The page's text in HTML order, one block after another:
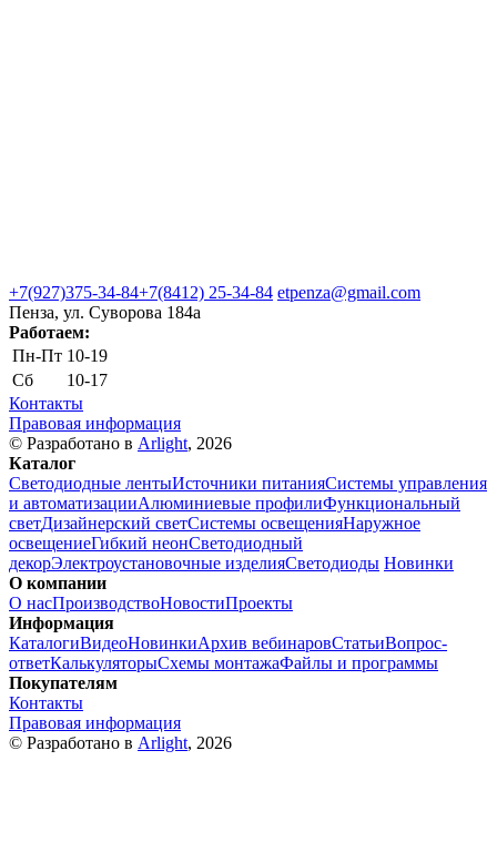
+7(927)375-34-84+7(8412) 25-34-84 etpenza@gmail.com
Пенза, ул. Cуворова 184а
Работаем:
Пн-Пт 10-19
Сб
10-17
Контакты
Правовая информация
© Разработано в Arlight, 2026
Каталог
Светодиодные лентыИсточники питанияСистемы управления
и автоматизацииАлюминиевые профилиФункциональный
светДизайнерский светСистемы освещенияНаружное
освещениеГибкий неонСветодиодный
декорЭлектроустановочные изделияСветодиоды Новинки
О компании
О насПроизводствоНовостиПроекты
Информация
КаталогиВидеоНовинкиАрхив вебинаровСтатьиВопрос-
ответКалькуляторыСхемы монтажаФайлы и программы
Покупателям
Контакты
Правовая информация
© Разработано в Arlight, 2026